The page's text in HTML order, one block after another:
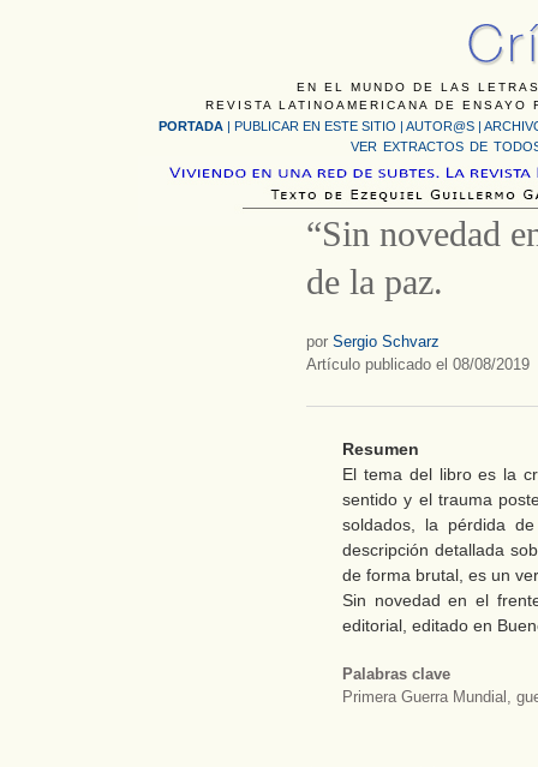
EN EL MUNDO DE LAS
REVISTA LATINOAMERICANA DE
PORTADA | PUBLICAR EN ESTE SITIO | AUTOR@S |
VER EXTRACTOS DE
“Sin novedad
de la paz.
por Sergio Schvarz
Artículo publicado el 08/08/2019
Resumen
El tema del libro es la
sentido y el trauma
soldados, la pérdida
descripción detallada
de forma brutal, es un
Sin novedad en el
editorial, editado en
Palabras clave
Primera Guerra Mundial,